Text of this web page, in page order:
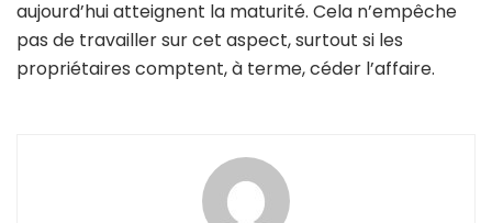
aujourd’hui atteignent la maturité. Cela n’empêche
pas de travailler sur cet aspect, surtout si les
propriétaires comptent, à terme, céder l’affaire.